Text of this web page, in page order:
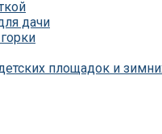
IgraGrad Старт
для дачи Вертикаль
для дачи Савушка
для дачи ЛЕГЕНДА
Савушка Блэк
Савушка Блэк Эдишн
для дачи Формула
дачи
площадок и